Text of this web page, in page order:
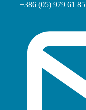
+386 (05) 979 61 85